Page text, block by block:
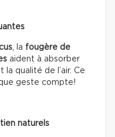
, la fougère de
aident à absorber
qualité de l’air. Ce
geste compte!
naturels